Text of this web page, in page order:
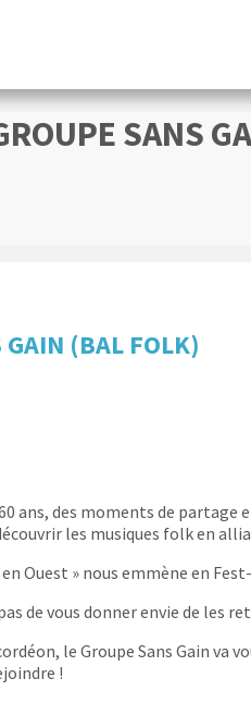
SANS
GAIN (BAL FOLK)
des moments de partage
les musiques folk en
Ouest » nous emmène en
de vous donner envie de les
le Groupe Sans Gain
!